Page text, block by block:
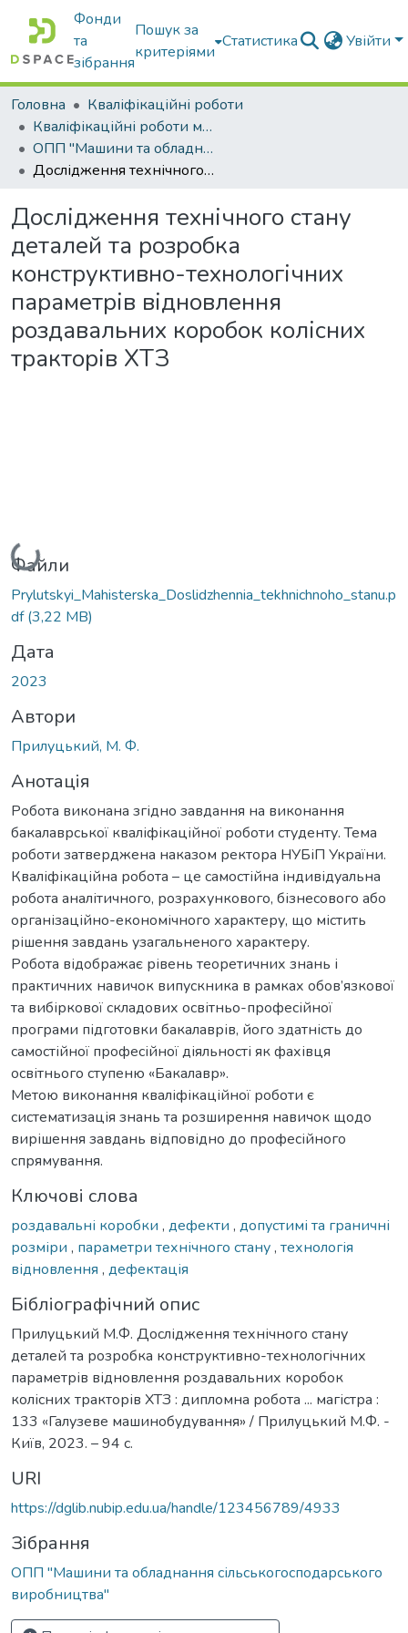
Фонди
та
зібрання
Пошук за
критеріями
Статистика Увійти
Головна
Кваліфікаційні роботи
Кваліфікаційні роботи магістрів
ОПП "Машини та обладнання сільськогосподарського виробництва"
Дослідження технічного стану деталей та розробка конструктивно-технологічних параметрів відновлення роздавальних коробок колісних тракторів ХТЗ
Дослідження технічного стану
деталей та розробка
конструктивно-технологічних
параметрів відновлення
роздавальних коробок колісних
тракторів ХТЗ
Вантажиться...
Файли
Prylutskyi_Mahisterska_Doslidzhennia_tekhnichnoho_stanu.p
df(3,22 MB)
Дата
2023
Автори
Прилуцький, М. Ф.
Анотація
Робота виконана згідно завдання на виконання
бакалаврської кваліфікаційної роботи студенту. Тема
роботи затверджена наказом ректора НУБіП України.
Кваліфікаційна робота – це самостійна індивідуальна
робота аналітичного, розрахункового, бізнесового або
організаційно-економічного характеру, що містить
рішення завдань узагальненого характеру.
Робота відображає рівень теоретичних знань і
практичних навичок випускника в рамках обов’язкової
та вибіркової складових освітньо-професійної
програми підготовки бакалаврів, його здатність до
самостійної професійної діяльності як фахівця
освітнього ступеню «Бакалавр».
Метою виконання кваліфікаційної роботи є
систематизація знань та розширення навичок щодо
вирішення завдань відповідно до професійного
спрямування.
Ключові слова
роздавальні коробки , дефекти , допустимі та граничні
розміри , параметри технічного стану, технологія
відновлення , дефектація
Бібліографічний опис
Прилуцький М.Ф. Дослідження технічного стану
деталей та розробка конструктивно-технологічних
параметрів відновлення роздавальних коробок
колісних тракторів ХТЗ : дипломна робота ... магістра :
133 «Галузеве машинобудування» / Прилуцький М.Ф. -
Київ, 2023. – 94 с.
URI
https://dglib.nubip.edu.ua/handle/123456789/4933
Зібрання
ОПП "Машини та обладнання сільськогосподарського
виробництва"